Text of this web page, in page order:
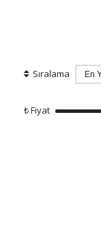
Sıralama
₺ Fiyat